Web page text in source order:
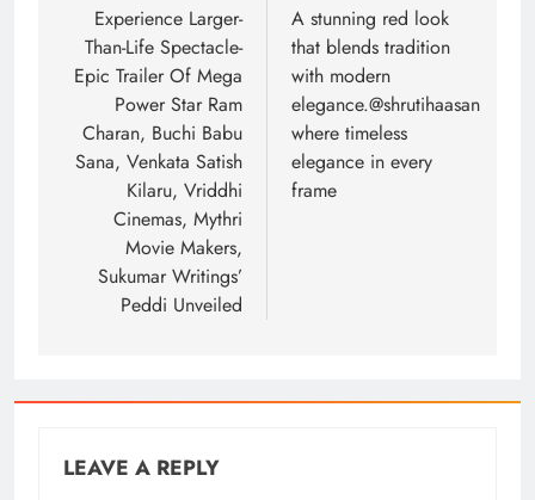
navigation
Experience Larger-
Than-Life Spectacle-
Epic Trailer Of Mega
Power Star Ram
Charan, Buchi Babu
Sana, Venkata Satish
Kilaru, Vriddhi
Cinemas, Mythri
Movie Makers,
Sukumar Writings’
Peddi Unveiled
A stunning red look
that blends tradition
with modern
elegance.@shrutihaasan
where timeless
elegance in every
frame
LEAVE A REPLY